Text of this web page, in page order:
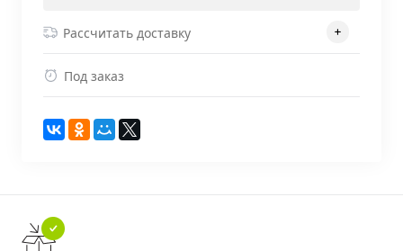
Рассчитать доставку
Под заказ